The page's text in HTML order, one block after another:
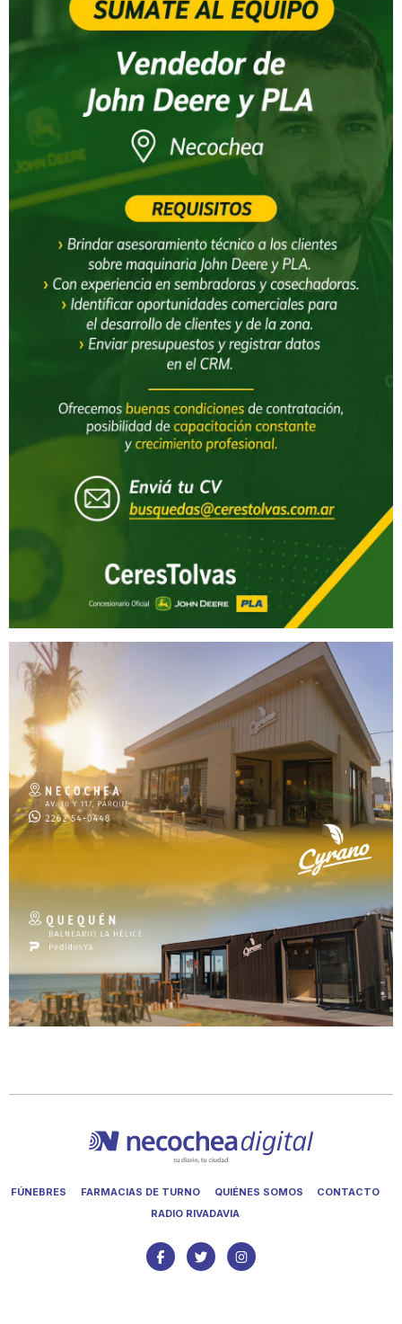
FÚNEBRES FARMACIAS DE TURNO QUIÉNES SOMOS
CONTACTO
RADIO RIVADAVIA